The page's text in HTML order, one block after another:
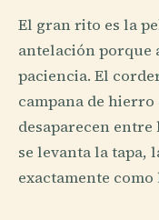
El gran rito es la
antelación porque
paciencia. El
campana de
desaparecen
se levanta la tapa,
exactamente